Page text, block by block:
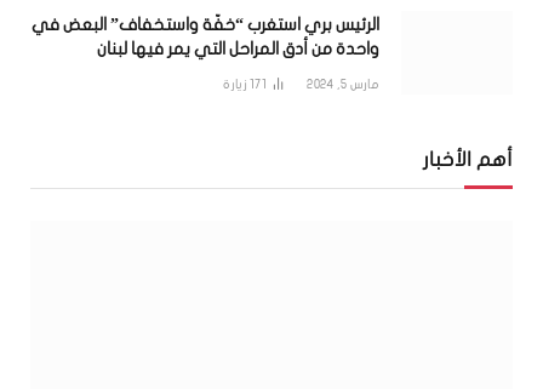
الرئيس بري استغرب “خفّة واستخفاف” البعض في
واحدة من أدق المراحل التي يمر فيها لبنان
مارس 5, 2024 171 زيارة
أهم الأخبار